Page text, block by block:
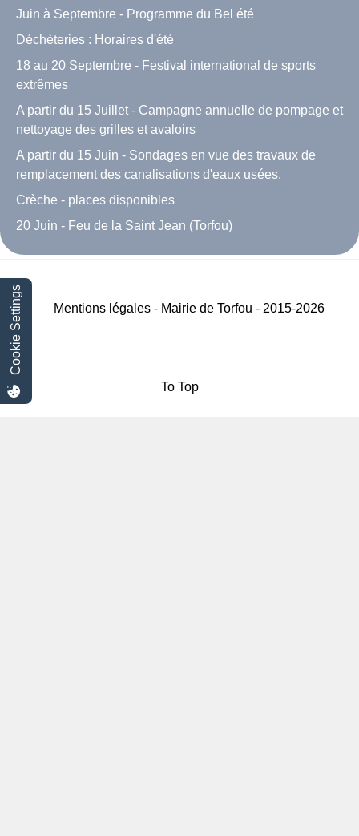
Juin à Septembre - Programme du Bel été
Déchèteries : Horaires d'été
18 au 20 Septembre - Festival international de sports
extrêmes
A partir du 15 Juillet - Campagne annuelle de pompage et
nettoyage des grilles et avaloirs
A partir du 15 Juin - Sondages en vue des travaux de
remplacement des canalisations d'eaux usées.
Crèche - places disponibles
20 Juin - Feu de la Saint Jean (Torfou)
Mentions légales - Mairie de Torfou - 2015-2026
To Top
Cookie Settings